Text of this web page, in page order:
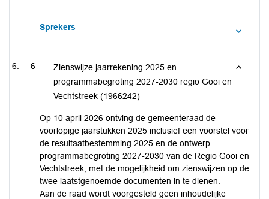
Sprekers
6
Zienswijze jaarrekening 2025 en
programmabegroting 2027-2030 regio Gooi en
Vechtstreek (1966242)
Op 10 april 2026 ontving de gemeenteraad de
voorlopige jaarstukken 2025 inclusief een voorstel voor
de resultaatbestemming 2025 en de ontwerp-
programmabegroting 2027-2030 van de Regio Gooi en
Vechtstreek, met de mogelijkheid om zienswijzen op de
twee laatstgenoemde documenten in te dienen.
Aan de raad wordt voorgesteld geen inhoudelijke